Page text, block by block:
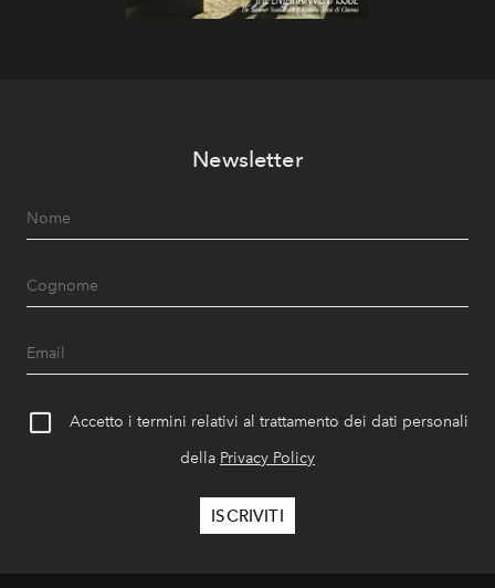
Newsletter
Accetto i termini relativi al trattamento dei dati personali
della Privacy Policy